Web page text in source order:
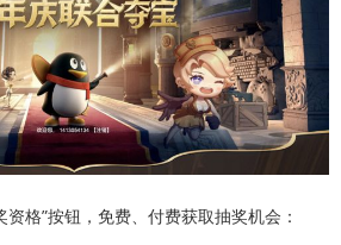
格”按钮，免费、付费获取抽奖机会：